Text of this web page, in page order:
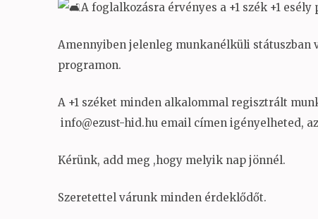
A foglalkozásra érvényes a +1 szék +1
Amennyiben jelenleg munkanélküli
programon.
A +1 széket minden alkalommal regisztrált
info@ezust-hid.hu email címen igényelheted,
Kérünk, add meg ,hogy melyik nap jönnél.
Szeretettel várunk minden érdeklődőt.